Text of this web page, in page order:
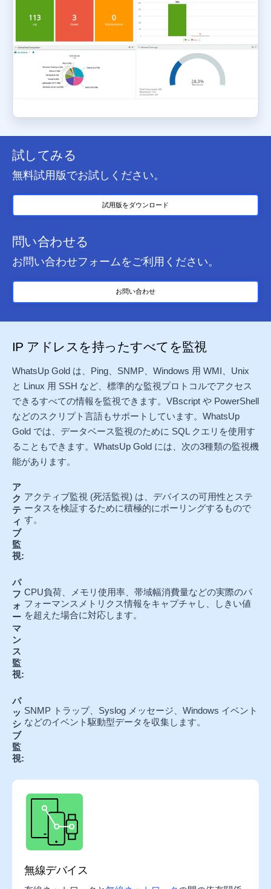
試してみる
無料試用版でお試しください。
試用版をダウンロード
問い合わせる
お問い合わせフォームをご利用ください。
お問い合わせ
IP アドレスを持ったすべてを監視
WhatsUp Gold は、Ping、SNMP、Windows 用 WMI、Unix
と Linux 用 SSH など、標準的な監視プロトコルでアクセス
できるすべての情報を監視できます。VBscript や PowerShell
などのスクリプト言語もサポートしています。WhatsUp
Gold では、データベース監視のために SQL クエリを使用す
ることもできます。WhatsUp Gold には、次の3種類の監視機
能があります。
ア
ク
テ
ィ
ブ
監
視:
アクティブ監視 (死活監視) は、デバイスの可用性とステ
ータスを検証するために積極的にポーリングするもので
す。
パ
フ
ォ
ー
マ
ン
ス
監
視:
CPU負荷、メモリ使用率、帯域幅消費量などの実際のパ
フォーマンスメトリクス情報をキャプチャし、しきい値
を超えた場合に対応します。
パ
ッ
シ
ブ
監
視:
SNMP トラップ、Syslog メッセージ、Windows イベント
などのイベント駆動型データを収集します。
無線デバイス